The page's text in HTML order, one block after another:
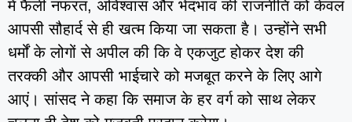
में फैली नफरत, अविश्वास और भेदभाव की राजनीति को केवल
आपसी सौहार्द से ही खत्म किया जा सकता है। उन्होंने सभी
धर्मों के लोगों से अपील की कि वे एकजुट होकर देश की
तरक्की और आपसी भाईचारे को मजबूत करने के लिए आगे
आएं। सांसद ने कहा कि समाज के हर वर्ग को साथ लेकर